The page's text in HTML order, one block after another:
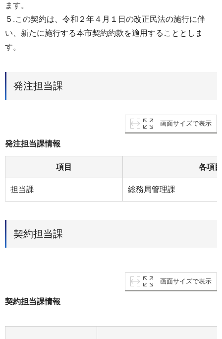
ます。
５.この契約は、令和２年４月１日の改正民法の施行に伴
い、新たに施行する本市契約約款を適用することとしま
す。
発注担当課
画面サイズで表示
発注担当課情報
項目 各項
担当課 総務局管理課
契約担当課
画面サイズで表示
契約担当課情報